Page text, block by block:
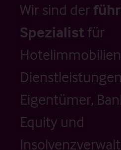
Wir sind der
Spezialistfür
Eigentümer,
Equity und